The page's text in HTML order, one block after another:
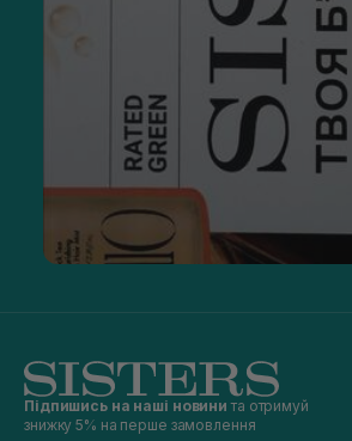
Підпишись на наші новини та отримуй
знижку 5% на перше замовлення